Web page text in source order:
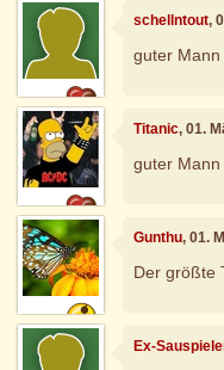
schellntout,
guter Mann
Titanic, 01.
guter Mann
Gunthu, 01.
Der größte
Ex-